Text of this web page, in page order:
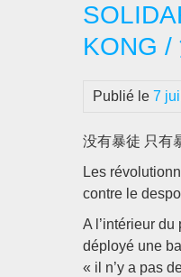
KONG /
Publié le 7
没有暴徒 只有
Les
contre le
A l’intérieur
déployé une
« il n’y a pas